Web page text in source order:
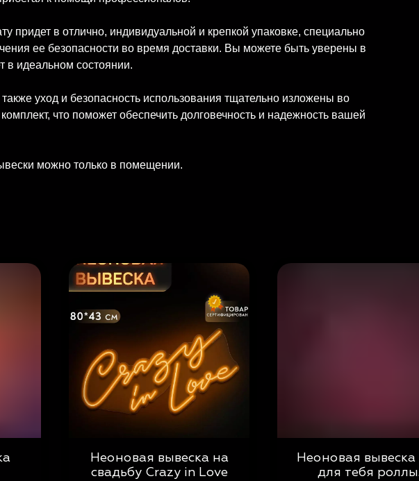
придет в отлично, индивидуальной и крепкой упаковке, специально
ее безопасности во время доставки. Вы можете быть уверены в
в идеальном состоянии.
уход и безопасность использования тщательно изложены во
что поможет обеспечить долговечность и надежность вашей
можно только в помещении.
Неоновая вывеска на
свадьбу Crazy in Love
Неоновая
для тебя роллы